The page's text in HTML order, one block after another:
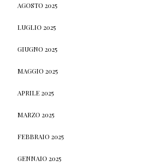
AGOSTO 2025
LUGLIO 2025
GIUGNO 2025
MAGGIO 2025
APRILE 2025
MARZO 2025
FEBBRAIO 2025
GENNAIO 2025